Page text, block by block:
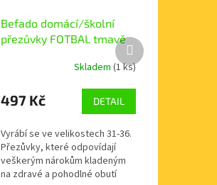
Befado domácí/školní
přezůvky FOTBAL tmavě
Skladem (1 ks)
497 Kč DETAIL
Vyrábí se ve velikostech 31-36.
Přezůvky, které odpovídají
veškerým nárokům kladeným
na zdravé a pohodlné obutí
Další
produkt